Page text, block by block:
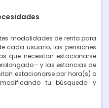
modalidades de renta para
cada usuario; las pensiones
que necesitan estacionarse
- y las estancias de
estacionarse por hora(s) o
tu búsqueda y